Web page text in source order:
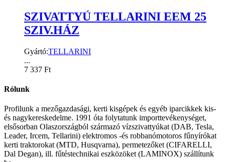
SZIVATTYÚ TELLARINI EEM 25
SZIV.HÁZ
Gyártó:TELLARINI
...
7 337 Ft
Rólunk
Profilunk a mezőgazdasági, kerti kisgépek és egyéb iparcikkek kis-
és nagykereskedelme. 1991 óta folytatunk importtevékenységet,
elsősorban Olaszországból származó vízszivattyúkat (DAB, Tesla,
Leader, Ircem, Tellarini) elektromos -és robbanómotoros fűnyírókat
kerti traktorokat (MTD, Husqvarna), permetezőket (CIFARELLI,
Dal Degan), ill. fűtéstechnikai eszközöket (LAMINOX) szállítunk